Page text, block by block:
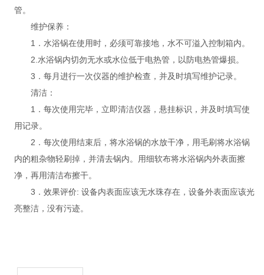
管。
维护保养：
1．水浴锅在使用时，必须可靠接地，水不可溢入控制箱内。
2.水浴锅内切勿无水或水位低于电热管，以防电热管爆损。
3．每月进行一次仪器的维护检查，并及时填写维护记录。
清洁：
1．每次使用完毕，立即清洁仪器，悬挂标识，并及时填写使
用记录。
2．每次使用结束后，将水浴锅的水放干净，用毛刷将水浴锅
内的粗杂物轻刷掉，并清去锅内。用细软布将水浴锅内外表面擦
净，再用清洁布擦干。
3．效果评价: 设备内表面应该无水珠存在，设备外表面应该光
亮整洁，没有污迹。